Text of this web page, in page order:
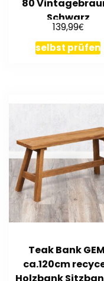
80
Schwarz
139,99€
selbst prüfen
Teak Bank
ca.120cm